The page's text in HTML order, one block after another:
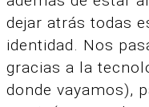
dejar atrás todas
identidad. Nos
gracias a la
donde vayamos),